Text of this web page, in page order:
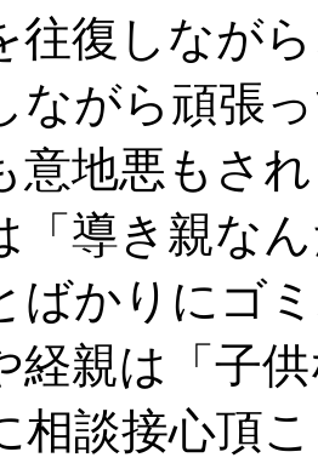
往復しなが
ながら頑張
意地悪もさ
「導き親な
ばかりにゴ
経親は「子
相談接心頂